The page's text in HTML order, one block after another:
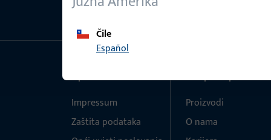
Čile
Español
Općenito
Impressum
Zaštita podataka
Brzi pristup
Proizvodi
O nama